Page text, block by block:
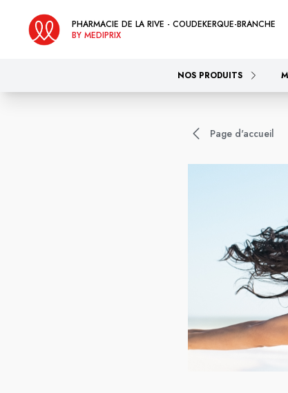
PHARMACIE DE LA RIVE - COUDEKERQUE-BRANCHE
BY MEDIPRIX
NOS PRODUITS
Page d'accueil